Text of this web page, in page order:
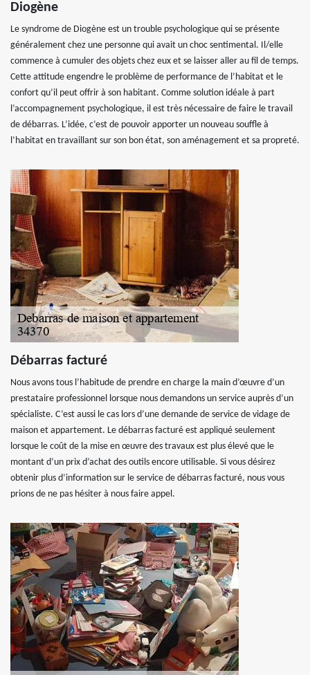
Diogène
Le syndrome de Diogène est un trouble psychologique qui se présente
généralement chez une personne qui avait un choc sentimental. Il/elle
commence à cumuler des objets chez eux et se laisser aller au fil de temps.
Cette attitude engendre le problème de performance de l’habitat et le
confort qu’il peut offrir à son habitant. Comme solution idéale à part
l’accompagnement psychologique, il est très nécessaire de faire le travail
de débarras. L’idée, c’est de pouvoir apporter un nouveau souffle à
l’habitat en travaillant sur son bon état, son aménagement et sa propreté.
Débarras facturé
Nous avons tous l’habitude de prendre en charge la main d’œuvre d’un
prestataire professionnel lorsque nous demandons un service auprès d’un
spécialiste. C’est aussi le cas lors d’une demande de service de vidage de
maison et appartement. Le débarras facturé est appliqué seulement
lorsque le coût de la mise en œuvre des travaux est plus élevé que le
montant d’un prix d’achat des outils encore utilisable. Si vous désirez
obtenir plus d’information sur le service de débarras facturé, nous vous
prions de ne pas hésiter à nous faire appel.